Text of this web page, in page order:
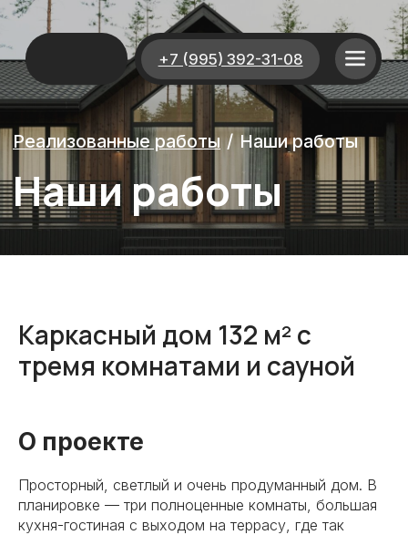
+7 (995) 392-31-08
Наши работы
Наши работы
/
Реализованные работы
Каркасный дом 132 м² с
тремя комнатами и сауной
О проекте
Просторный, светлый и очень продуманный дом. В
планировке — три полноценные комнаты, большая
кухня-гостиная с выходом на террасу, где так